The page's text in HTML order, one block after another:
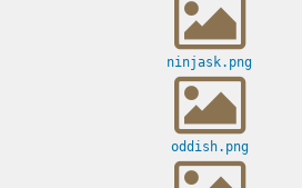
ninjask.png
oddish.png